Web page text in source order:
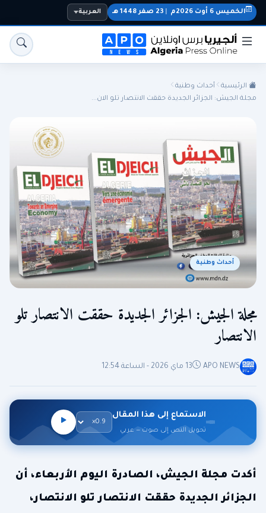
الجزائر الجالية المنتخب الوطني سياسة
اقتصاد رياضة
الخميس 6 أوت 2026م 23 صفر 1448 هـ العربية
الرئيسية
أحداث وطنية
مجلة الجيش: الجزائر الجديدة حققت الانتصار تلو الان...
أحداث وطنية
مجلة الجيش: الجزائر الجديدة حققت الانتصار تلو
الانتصار
APO NEWS 13 ماي 2026 - الساعة 12:54
الاستماع إلى هذا المقال
تحويل النص إلى صوت — عربي
أكدت مجلة الجيش، الصادرة اليوم الأربعاء، أن
الجزائر الجديدة حققت الانتصار تلو الانتصار،